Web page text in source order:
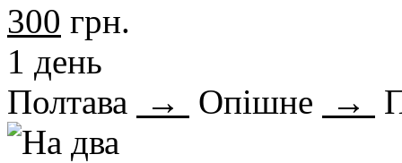
300 грн.
1 день
Полтава
→ Опішне →